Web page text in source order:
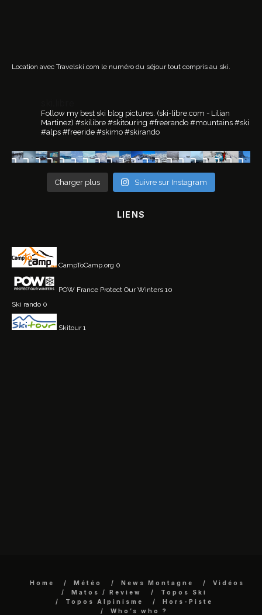
Location avec Travelski.com le numéro du séjour tout compris au ski.
Follow my best ski blog pictures. (ski-libre.com - Lilian
Martinez) #skilibre #skitouring #freerando #mountains #ski
#alps #freeride #skimo #skirando
Charger plus Suivre sur Instagram
LIENS
CampToCamp.org 0
POW France Protect Our Winters 10
Ski rando 0
Skitour1
Home Météo News Montagne
Vidéos
Matos / Review
Topos Ski
Topos Alpinisme
Hors-Piste
Who’s who ?